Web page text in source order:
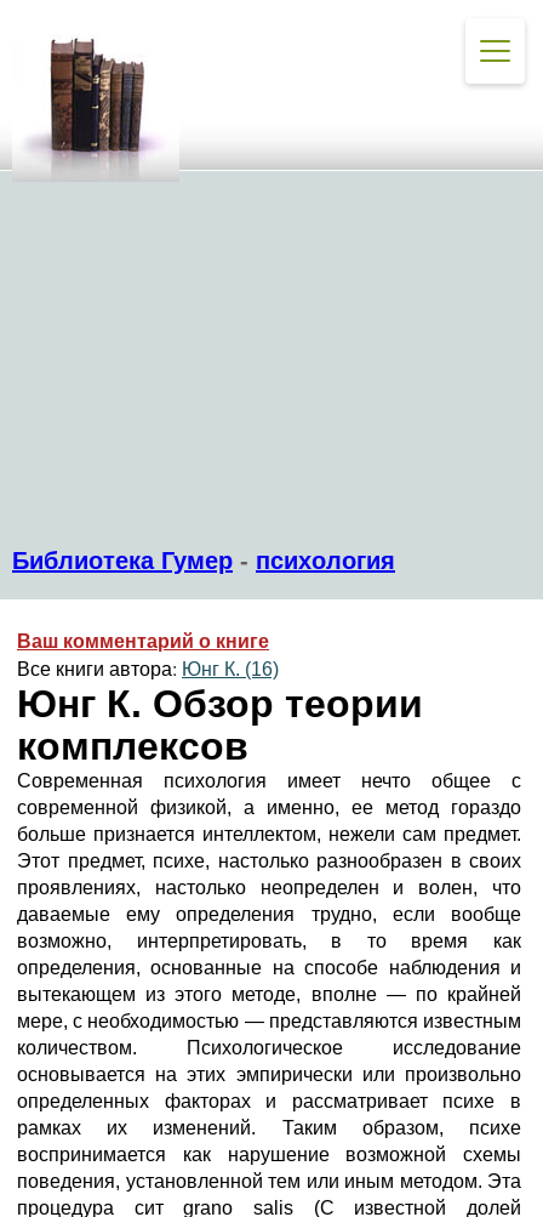
Библиотека Гумер - психология
Ваш комментарий о книге
Все книги автора: Юнг К. (16)
Юнг К. Обзор теории
комплексов
Современная психология имеет нечто общее с
современной физикой, а именно, ее метод гораздо
больше признается интеллектом, нежели сам предмет.
Этот предмет, психе, настолько разнообразен в своих
проявлениях, настолько неопределен и волен, что
даваемые ему определения трудно, если вообще
возможно, интерпретировать, в то время как
определения, основанные на способе наблюдения и
вытекающем из этого методе, вполне — по крайней
мере, с необходимостью — представляются известным
количеством. Психологическое исследование
основывается на этих эмпирически или произвольно
определенных факторах и рассматривает психе в
рамках их изменений. Таким образом, психе
воспринимается как нарушение возможной схемы
поведения, установленной тем или иным методом. Эта
процедура сит grano salis (С известной долей